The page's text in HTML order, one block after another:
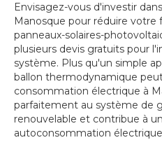
Envisagez-vous d'investir
Manosque pour réduire votre
panneaux-solaires-
plusieurs devis gratuits pour
système. Plus qu'un simple
ballon thermodynamique
consommation électrique à
parfaitement au système de
renouvelable et contribue à
autoconsommation